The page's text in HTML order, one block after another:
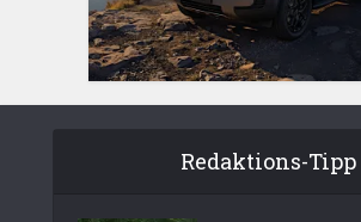
Redaktions-Tipp